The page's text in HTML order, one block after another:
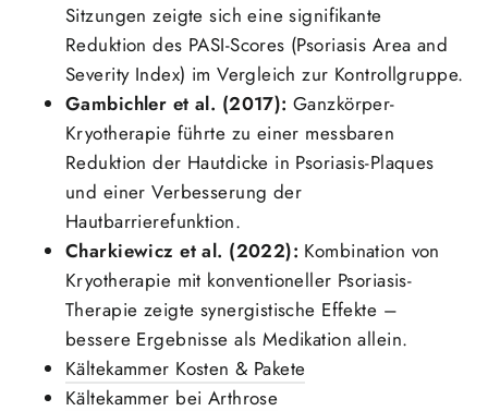
Sitzungen zeigte sich eine signifikante
Reduktion des PASI-Scores (Psoriasis Area and
Severity Index) im Vergleich zur Kontrollgruppe.
Gambichler et al. (2017): Ganzkörper-
Kryotherapie führte zu einer messbaren
Reduktion der Hautdicke in Psoriasis-Plaques
und einer Verbesserung der
Hautbarrierefunktion.
Charkiewicz et al. (2022): Kombination von
Kryotherapie mit konventioneller Psoriasis-
Therapie zeigte synergistische Effekte –
bessere Ergebnisse als Medikation allein.
Kältekammer Kosten & Pakete
Kältekammer bei Arthrose